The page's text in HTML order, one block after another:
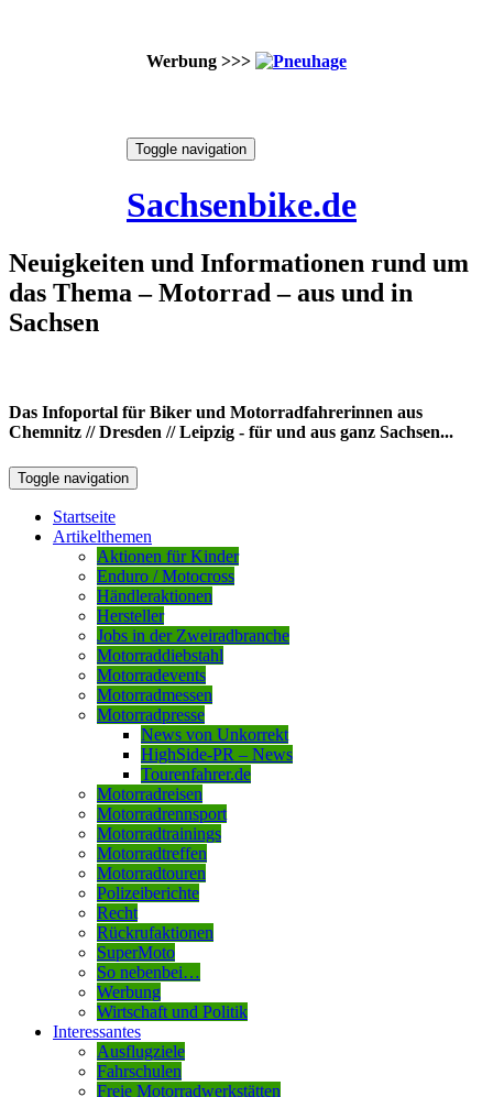
Werbung >>>
Toggle navigation
Sachsenbike.de
Neuigkeiten und Informationen rund um
das Thema – Motorrad – aus und in
Sachsen
Das Infoportal für Biker und Motorradfahrerinnen aus
Chemnitz // Dresden // Leipzig - für und aus ganz Sachsen...
Toggle navigation
Startseite
Artikelthemen
Aktionen für Kinder
Enduro / Motocross
Händleraktionen
Hersteller
Jobs in der Zweiradbranche
Motorraddiebstahl
Motorradevents
Motorradmessen
Motorradpresse
News von Unkorrekt
HighSide-PR – News
Tourenfahrer.de
Motorradreisen
Motorradrennsport
Motorradtrainings
Motorradtreffen
Motorradtouren
Polizeiberichte
Recht
Rückrufaktionen
SuperMoto
So nebenbei…
Werbung
Wirtschaft und Politik
Interessantes
Ausflugziele
Fahrschulen
Freie Motorradwerkstätten